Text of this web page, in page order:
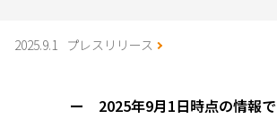
2025.9.1 プレスリリース
ー 2025年9月1日時点の情報